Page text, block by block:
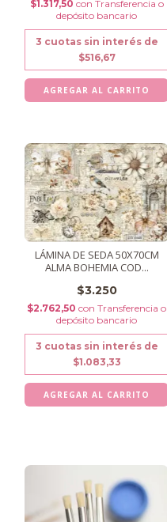
$1.317,50 con Transferencia o
depósito bancario
3 cuotas sin interés de
$516,67
LÁMINA DE SEDA 50X70CM
ALMA BOHEMIA COD...
$3.250
$2.762,50 con Transferencia o
depósito bancario
3 cuotas sin interés de
$1.083,33